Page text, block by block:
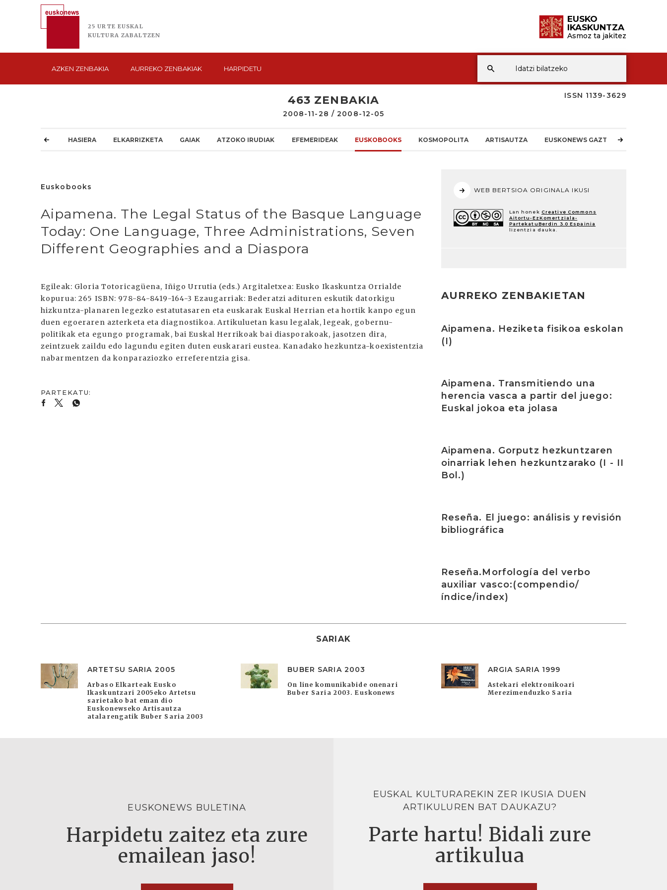
25 URTE EUSKAL
KULTURA ZABALTZEN
EUSKO
IKASKUNTZA
Asmoz ta jakitez
AZKEN ZENBAKIA AURREKO ZENBAKIAK HARPIDETU
ISSN 1139-3629
463 ZENBAKIA
2008-11-28 / 2008-12-05
HASIERA ELKARRIZKETA GAIAK ATZOKO IRUDIAK EFEMERIDEAK EUSKOBOOKS KOSMOPOLITA ARTISAUTZA EUSKONEWS GAZTEA
Euskobooks
Aipamena. The Legal Status of the Basque Language
Today: One Language, Three Administrations, Seven
Different Geographies and a Diaspora
Egileak: Gloria Totoricagüena, Iñigo Urrutia (eds.) Argitaletxea: Eusko Ikaskuntza Orrialde
kopurua: 265 ISBN: 978-84-8419-164-3 Ezaugarriak: Bederatzi adituren eskutik datorkigu
hizkuntza-planaren legezko estatutasaren eta euskarak Euskal Herrian eta hortik kanpo egun
duen egoeraren azterketa eta diagnostikoa. Artikuluetan kasu legalak, legeak, gobernu-
politikak eta egungo programak, bai Euskal Herrikoak bai diasporakoak, jasotzen dira,
zeintzuek zaildu edo lagundu egiten duten euskarari eustea. Kanadako hezkuntza-koexistentzia
nabarmentzen da konparaziozko erreferentzia gisa.
WEB BERTSIOA ORIGINALA IKUSI
Lan honek Creative Commons
Aitortu-EzKomertziala-
PartekatuBerdin 3.0 Espainia
lizentzia dauka.
AURREKO ZENBAKIETAN
Aipamena. Heziketa fisikoa eskolan
(I)
Aipamena. Transmitiendo una
herencia vasca a partir del juego:
Euskal jokoa eta jolasa
Aipamena. Gorputz hezkuntzaren
oinarriak lehen hezkuntzarako (I - II
Bol.)
Reseña. El juego: análisis y revisión
bibliográfica
Reseña.Morfología del verbo
auxiliar vasco:(compendio/
índice/index)
SARIAK
ARTETSU SARIA 2005
Arbaso Elkarteak Eusko
Ikaskuntzari 2005eko Artetsu
sarietako bat eman dio
Euskonewseko Artisautza
atalarengatik Buber Saria 2003
BUBER SARIA 2003
On line komunikabide onenari
Buber Saria 2003. Euskonews
ARGIA SARIA 1999
Astekari elektronikoari
Merezimenduzko Saria
EUSKONEWS BULETINA
Harpidetu zaitez eta zure
emailean jaso!
EUSKAL KULTURAREKIN ZER IKUSIA DUEN
ARTIKULUREN BAT DAUKAZU?
Parte hartu! Bidali zure
artikulua